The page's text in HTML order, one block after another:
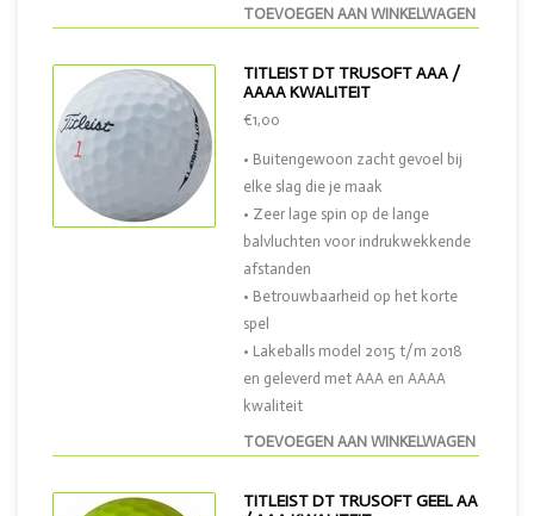
TOEVOEGEN AAN WINKELWAGEN
TITLEIST DT TRUSOFT AAA /
AAAA KWALITEIT
TOEVOEGEN AAN WINKELWAGEN
€1,00
• Buitengewoon zacht gevoel bij
elke slag die je maak
• Zeer lage spin op de lange
balvluchten voor indrukwekkende
afstanden
• Betrouwbaarheid op het korte
spel
• Lakeballs model 2015 t/m 2018
en geleverd met AAA en AAAA
kwaliteit
TITLEIST DT TRUSOFT GEEL AA